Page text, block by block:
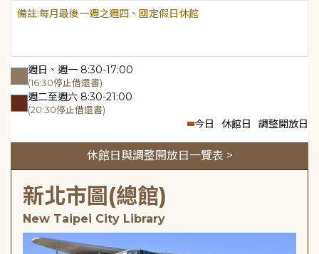
每月最後一週之週四、國定假日休館
週日、週一 8:30-17:00
(16:30停止借還書)
週二至週六 8:30-21:00
(20:30停止借還書)
今日 休館日 調整開放日
休館日與調整開放日一覽表 >
新北市圖(總館)
New Taipei City Library